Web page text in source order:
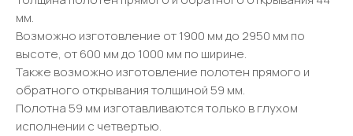
мм.
Возможно изготовление от 1900 мм до 2950 мм по
высоте, от 600 мм до 1000 мм по ширине.
Также возможно изготовление полотен прямого и
обратного открывания толщиной 59 мм.
Полотна 59 мм изготавливаются только в глухом
исполнении с четвертью.